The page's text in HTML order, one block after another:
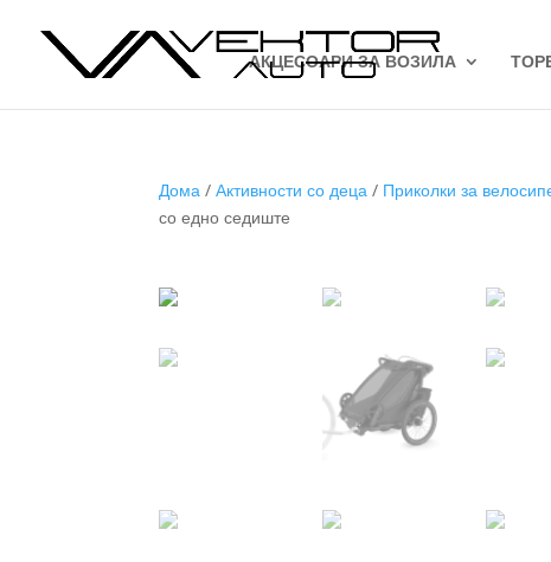
АКЦЕСОАРИ ЗА ВОЗИЛА
Дома /Активности со деца / Приколки за
со едно седиште